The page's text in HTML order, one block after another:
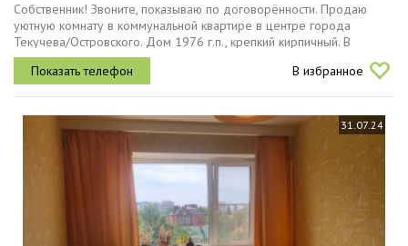
Собственник! Звоните, показываю по договорённости. Продаю
уютную комнату в коммунальной квартире в центре города
Текучева/Островского. Дом 1976 г.п., крепкий кирпичный. В
шаговой доступности развитая инфраструктура, есть всё
необходимое для...
В избранное
31.07.24